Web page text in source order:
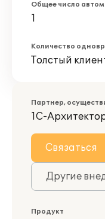
Общее число
1
Количество
Толстый
Партнер,
1С-
Связаться
Другие
Продукт